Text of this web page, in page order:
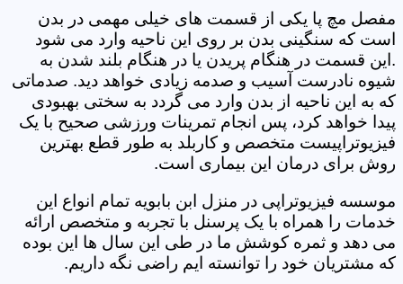
مفصل مچ پا یکی از قسمت های خیلی مهمی در بدن
است که سنگینی بدن بر روی این ناحیه وارد می شود
.این قسمت در هنگام پریدن یا در هنگام بلند شدن به
شیوه نادرست آسیب و صدمه زیادی خواهد دید. صدماتی
که به این ناحیه از بدن وارد می گردد به سختی بهبودی
پیدا خواهد کرد، پس انجام تمرینات ورزشی صحیح با یک
فیزیوتراپیست متخصص و کاربلد به طور قطع بهترین
روش برای درمان این بیماری است.
موسسه فیزیوتراپی در منزل ابن بابویه تمام انواع این
خدمات را همراه با یک پرسنل با تجربه و متخصص ارائه
می دهد و ثمره کوشش ما در طی این سال ها این بوده
که مشتریان خود را توانسته ایم راضی نگه داریم.